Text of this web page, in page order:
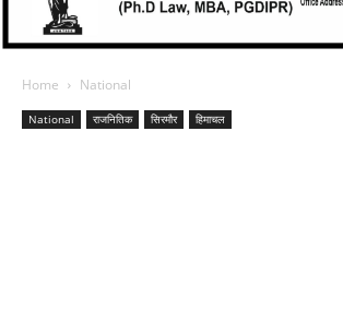
Home National
National राजनितिक सिरमौर हिमाचल